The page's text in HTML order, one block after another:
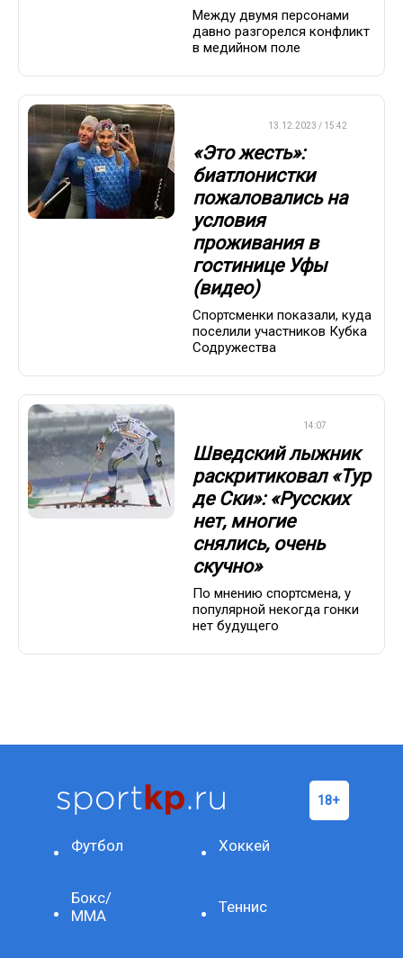
Между двумя персонами
давно разгорелся конфликт
в медийном поле
13.12.2023 / 15:42
«Это жесть»:
биатлонистки
пожаловались на
условия
проживания в
гостинице Уфы
(видео)
Спортсменки показали, куда
поселили участников Кубка
Содружества
14:07
Шведский лыжник
раскритиковал «Тур
де Ски»: «Русских
нет, многие
снялись, очень
скучно»
По мнению спортсмена, у
популярной некогда гонки
нет будущего
Футбол Хоккей
Бокс/
ММА
Теннис